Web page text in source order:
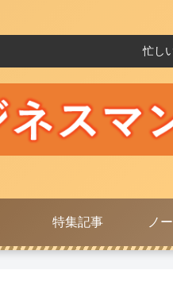
忙し
特集記事 ノ